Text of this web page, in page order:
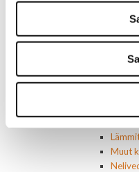
Startit ja
Muut